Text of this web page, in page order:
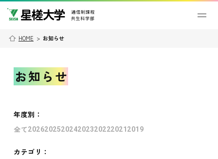
HOME > お知らせ
お知らせ
年度別 ：
全て202620252024202320222021 2019
カテゴリ：